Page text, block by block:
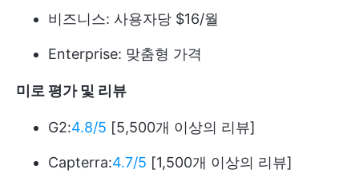
비즈니스: 사용자당 $16/월
Enterprise: 맞춤형 가격
미로 평가 및 리뷰
G2:4.8/5 [5,500개 이상의 리뷰]
Capterra:4.7/5 [1,500개 이상의 리뷰]